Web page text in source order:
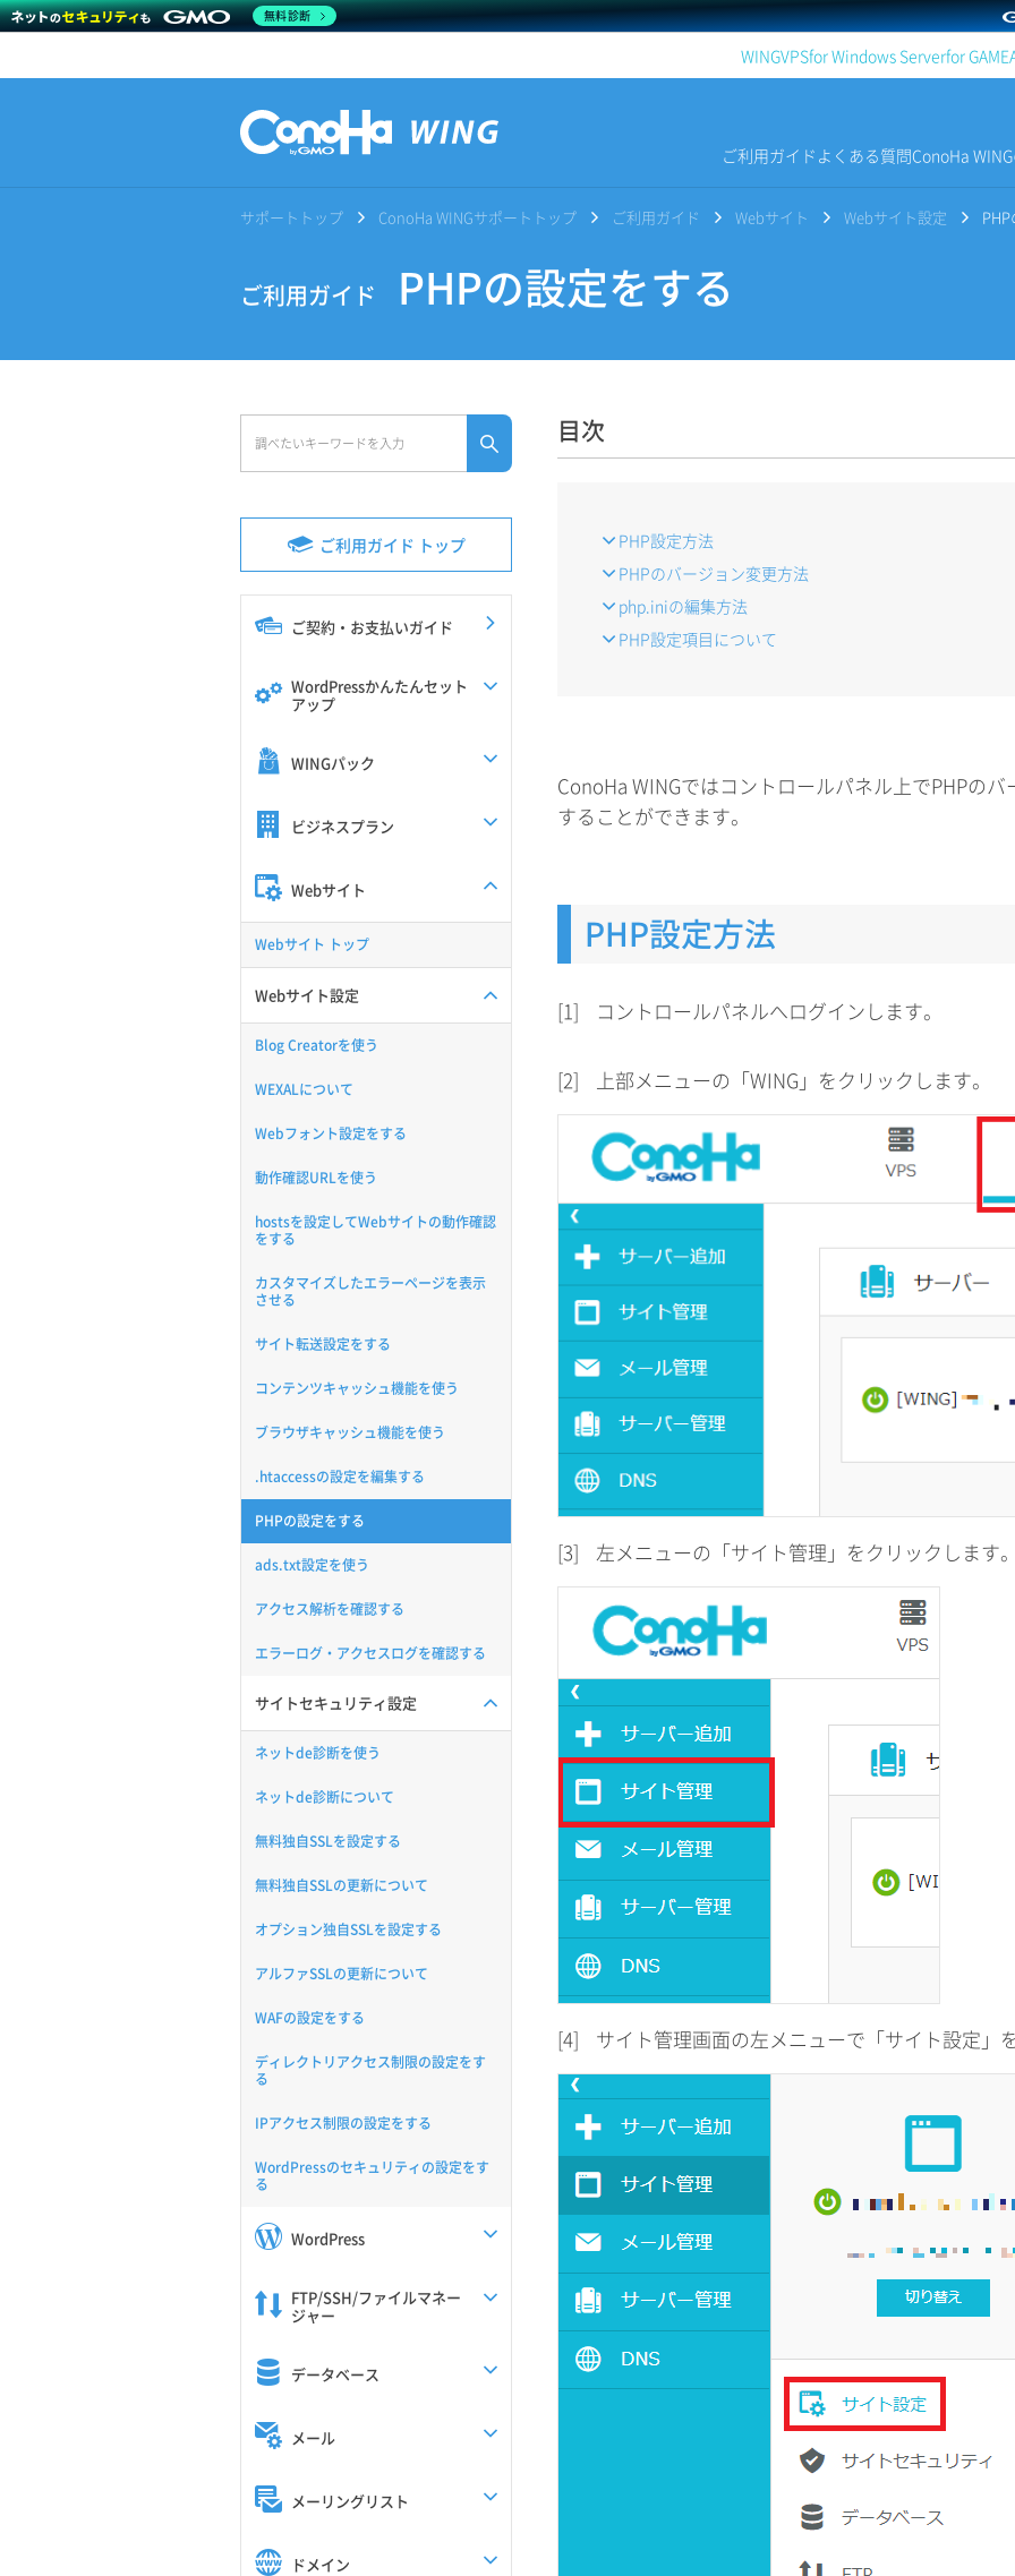
WINGVPSfor Windows Serverfor GAME
ご利用ガイド よくある質問ConoHa
サポートトップ ConoHa WINGサポートトップ ご利用ガイド Webサイト Webサイト設定
ご利用ガイド PHPの設定をする
ご利用ガイド トップ
ご契約・お支払いガイド
WordPressかんたんセット
アップ
WINGパック
ビジネスプラン
Webサイト
Webサイト トップ
Webサイト設定
Blog Creatorを使う
WEXALについて
Webフォント設定をする
動作確認URLを使う
hostsを設定してWebサイトの動作確認
をする
カスタマイズしたエラーページを表示
させる
サイト転送設定をする
コンテンツキャッシュ機能を使う
ブラウザキャッシュ機能を使う
.htaccessの設定を編集する
PHPの設定をする
ads.txt設定を使う
アクセス解析を確認する
エラーログ・アクセスログを確認する
サイトセキュリティ設定
ネットde診断を使う
ネットde診断について
無料独自SSLを設定する
無料独自SSLの更新について
オプション独自SSLを設定する
アルファSSLの更新について
WAFの設定をする
ディレクトリアクセス制限の設定をす
る
IPアクセス制限の設定をする
WordPressのセキュリティの設定をす
る
WordPress
FTP/SSH/ファイルマネー
ジャー
データベース
メール
メーリングリスト
ドメイン
目次
PHP設定方法
PHPのバージョン変更方法
php.iniの編集方法
PHP設定項目について
ConoHa WINGではコントロールパネル上でPHPの
することができます。
PHP設定方法
[1] コントロールパネルへログインします。
[2] 上部メニューの「WING」をクリックします。
[3] 左メニューの「サイト管理」をクリックします。
[4] サイト管理画面の左メニューで「サイト設定」
無料診断